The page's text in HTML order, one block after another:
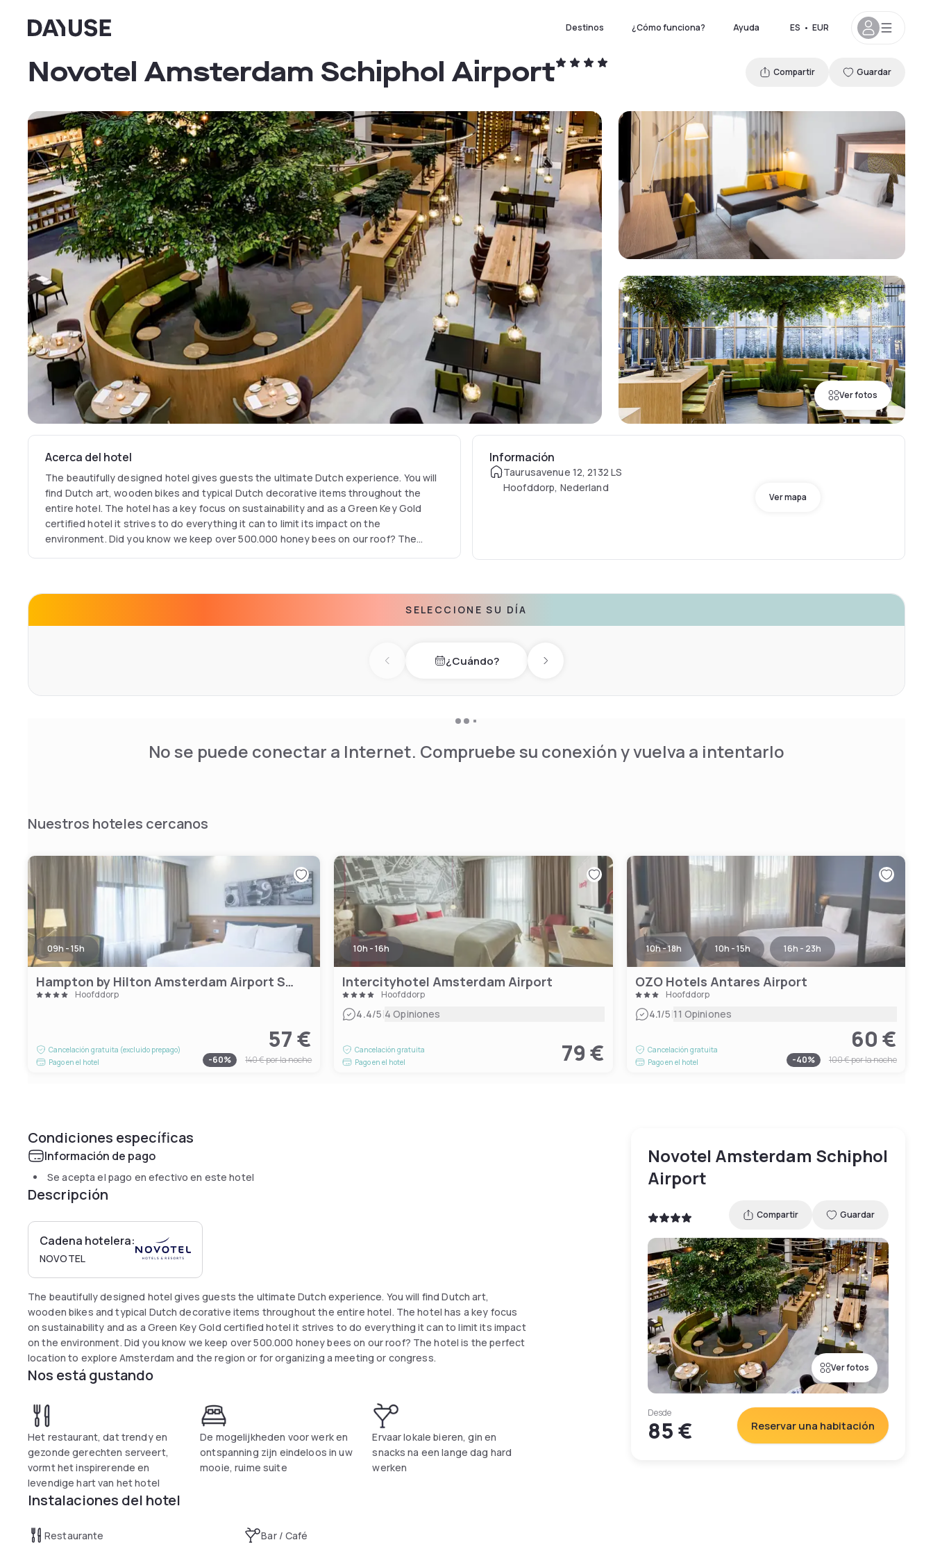
Dayuse Destinos ¿Cómo funciona? Ayuda ES • EUR
Ver fotos
Novotel Amsterdam Schiphol Airport Compartir Guardar
Acerca del hotel
The beautifully designed hotel gives guests the ultimate Dutch experience. You will
find Dutch art, wooden bikes and typical Dutch decorative items throughout the
entire hotel. The hotel has a key focus on sustainability and as a Green Key Gold
certified hotel it strives to do everything it can to limit its impact on the
environment. Did you know we keep over 500.000 honey bees on our roof? The
Información
Taurusavenue 12, 2132 LS
Hoofddorp, Nederland
Ver mapa
SELECCIONE SU DÍA
Previous day¿Cuándo? Next day
No se puede conectar a Internet. Compruebe su conexión y vuelva a intentarlo
Nuestros hoteles cercanos
09h - 15h
Hampton by Hilton Amsterdam Airport Schiphol
Hoofddorp
Cancelación gratuita (excluido prepago)
Pago en el hotel
57 €
-60% 140 €por la noche
10h - 16h
Intercityhotel Amsterdam Airport
Hoofddorp
4.4/5|4 Opiniones
Cancelación gratuita
Pago en el hotel
79 €
10h - 18h 10h - 15h 16h - 23h
OZO Hotels Antares Airport
Hoofddorp
4.1/5|11 Opiniones
Cancelación gratuita
Pago en el hotel
60 €
-40% 100 €por la noche
Condiciones específicas
Información de pago
Se acepta el pago en efectivo en este hotel
Descripción
Cadena hotelera:
NOVOTEL
The beautifully designed hotel gives guests the ultimate Dutch experience. You will find Dutch art,
wooden bikes and typical Dutch decorative items throughout the entire hotel. The hotel has a key focus
on sustainability and as a Green Key Gold certified hotel it strives to do everything it can to limit its impact
on the environment. Did you know we keep over 500.000 honey bees on our roof? The hotel is the perfect
location to explore Amsterdam and the region or for organizing a meeting or congress.
Nos está gustando
Het restaurant, dat trendy en
gezonde gerechten serveert,
vormt het inspirerende en
levendige hart van het hotel
De mogelijkheden voor werk en
ontspanning zijn eindeloos in uw
mooie, ruime suite
Ervaar lokale bieren, gin en
snacks na een lange dag hard
werken
Instalaciones del hotel
Restaurante Bar / Café
Novotel Amsterdam Schiphol
Airport
Compartir Guardar
Ver fotos
Desde
85 € Reservar una habitación